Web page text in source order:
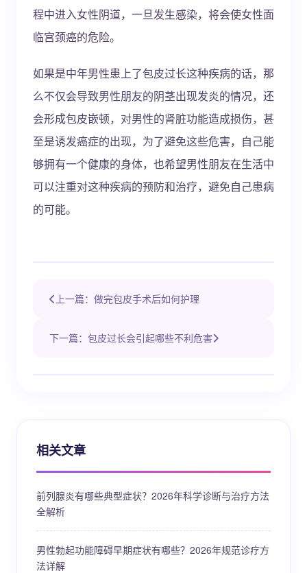
程中进入女性阴道，一旦发生感染，将会使女性面
临宫颈癌的危险。
如果是中年男性患上了包皮过长这种疾病的话，那
么不仅会导致男性朋友的阴茎出现发炎的情况，还
会形成包皮嵌顿，对男性的肾脏功能造成损伤，甚
至是诱发癌症的出现，为了避免这些危害，自己能
够拥有一个健康的身体，也希望男性朋友在生活中
可以注重对这种疾病的预防和治疗，避免自己患病
的可能。
上一篇：做完包皮手术后如何护理
下一篇：包皮过长会引起哪些不利危害
相关文章
前列腺炎有哪些典型症状？2026年科学诊断与治疗方法
全解析
男性勃起功能障碍早期症状有哪些？2026年规范诊疗方
法详解